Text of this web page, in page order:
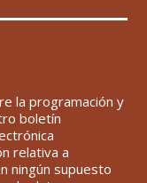
la programación y
boletín
relativa a
ningún supuesto